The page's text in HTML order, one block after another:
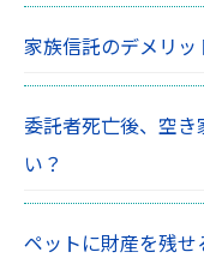
家族信託のデメリッ
委託者死亡後、空
い？
ペットに財産を残せ